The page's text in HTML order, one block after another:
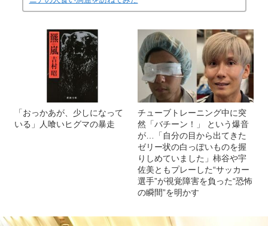
「おっかあが、少しになって
いる」人喰いヒグマの暴走
チューブトレーニング中に突
然「バチーン！」 という爆音
が…「自分の目から出てきた
ゼリー状の白っぽいものを握
りしめていました」柿谷や宇
佐美ともプレーした“サッカー
選手”が視覚障害を負った“恐怖
の瞬間”を明かす